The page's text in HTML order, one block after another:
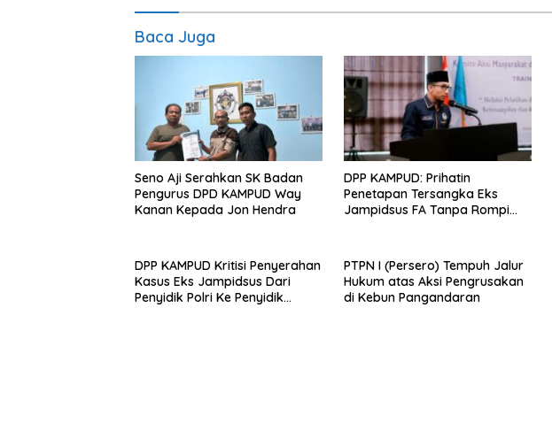
Baca Juga
Seno Aji Serahkan SK Badan
Pengurus DPD KAMPUD Way
Kanan Kepada Jon Hendra
DPP KAMPUD: Prihatin
Penetapan Tersangka Eks
Jampidsus FA Tanpa Rompi
DPP KAMPUD Kritisi Penyerahan
Kasus Eks Jampidsus Dari
Penyidik Polri Ke Penyidik
PTPN I (Persero) Tempuh Jalur
Hukum atas Aksi Pengrusakan
di Kebun Pangandaran